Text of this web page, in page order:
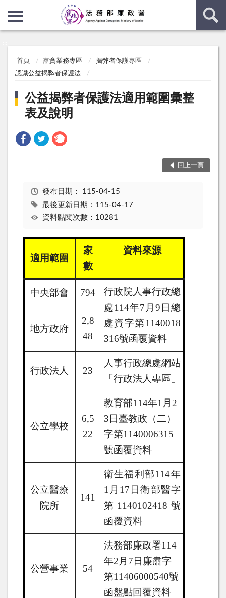
首頁 肅貪業務專區
揭弊者保護專區
認識公益揭弊者保護法
公益揭弊者保護法適用範圍彙整
表及說明
回上一頁
發布日期： 115-04-15
最後更新日期：115-04-17
資料點閱次數：10281
適用範圍
家
數
資料來源
中央部會 794
行政院人事行政總
處114年7 月 9 日總
處資字第1140018
316號函覆資料
地方政府
2,8
48
行政法人 23
人事行政總處網站
「行政法人專區」
公立學校
6,5
22
教育部114年1 月 2
3 日臺教政（二）
字第1140006315
號函覆資料
公立醫療
院所
141
衛生福利部114年
1 月 17 日衛部醫字
第 1140102418 號
函覆資料
公營事業 54
法務部廉政署114
年2 月 7 日廉肅字
第11406000540號
函盤點回覆資料